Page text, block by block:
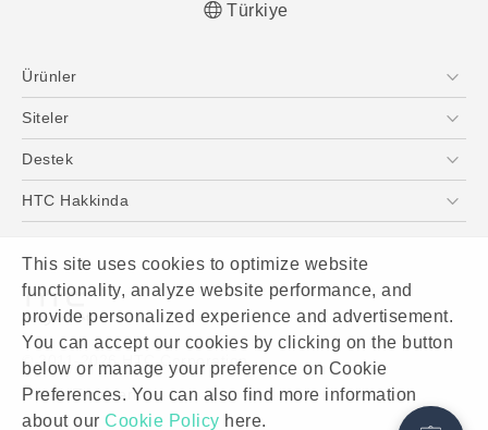
This site uses cookies to optimize website
functionality, analyze website performance, and
provide personalized experience and advertisement.
You can accept our cookies by clicking on the button
below or manage your preference on Cookie
Preferences. You can also find more information
about our Cookie Policy here.
Türkiye
Ürünler
Akıllı Telefonlar
VIVE
Siteler
HTC Dev
Destek
Destek Merkezi
HTC Hakkinda
Yatırımcı (İNGİLİZCE)
Gizlilik Politikası
Ürün Güvenliği
Cookie Preferences
İnsan kaynakları
© 2011-2026 HTC Corporation
Hukuk Terimleri